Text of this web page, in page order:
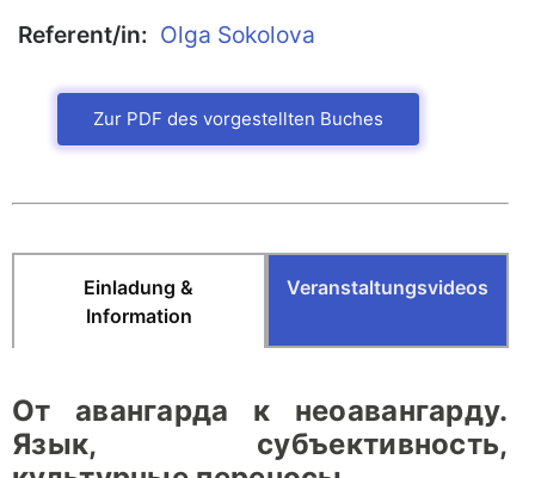
Referent/in: Olga Sokolova
Zur PDF des vorgestellten Buches
Einladung &
Information
Veranstaltungsvideos
От авангарда к неоавангарду.
Язык, субъективность,